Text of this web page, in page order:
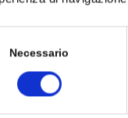
Necessario
poiché si
sono
per le